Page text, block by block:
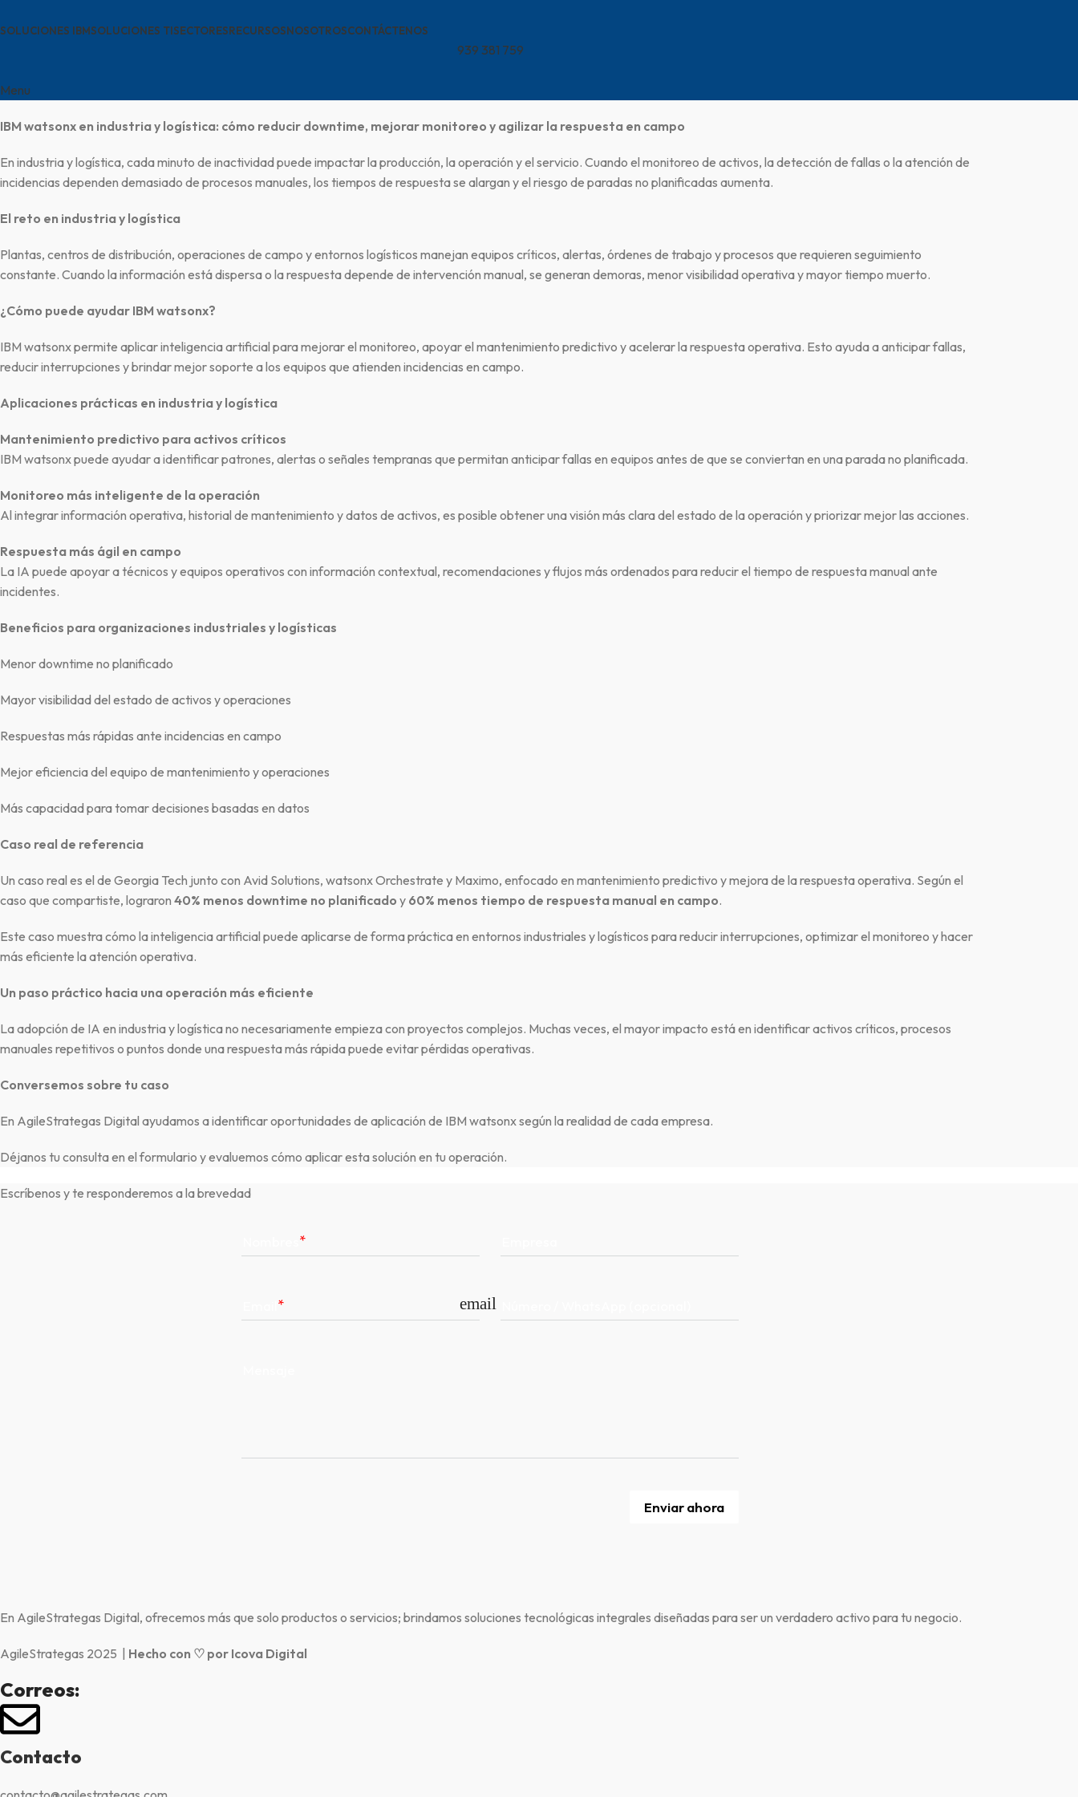
SOLUCIONES IBMSOLUCIONES TISECTORESRECURSOSNOSOTROSCONTÁCTENOS
939 381 759
Menu
IBM watsonx en industria y logística: cómo reducir downtime, mejorar monitoreo y agilizar la respuesta en campo
En industria y logística, cada minuto de inactividad puede impactar la producción, la operación y el servicio. Cuando el monitoreo de activos, la detección de fallas o la atención de
incidencias dependen demasiado de procesos manuales, los tiempos de respuesta se alargan y el riesgo de paradas no planificadas aumenta.
El reto en industria y logística
Plantas, centros de distribución, operaciones de campo y entornos logísticos manejan equipos críticos, alertas, órdenes de trabajo y procesos que requieren seguimiento
constante. Cuando la información está dispersa o la respuesta depende de intervención manual, se generan demoras, menor visibilidad operativa y mayor tiempo muerto.
¿Cómo puede ayudar IBM watsonx?
IBM watsonx permite aplicar inteligencia artificial para mejorar el monitoreo, apoyar el mantenimiento predictivo y acelerar la respuesta operativa. Esto ayuda a anticipar fallas,
reducir interrupciones y brindar mejor soporte a los equipos que atienden incidencias en campo.
Aplicaciones prácticas en industria y logística
Mantenimiento predictivo para activos críticos
IBM watsonx puede ayudar a identificar patrones, alertas o señales tempranas que permitan anticipar fallas en equipos antes de que se conviertan en una parada no planificada.
Monitoreo más inteligente de la operación
Al integrar información operativa, historial de mantenimiento y datos de activos, es posible obtener una visión más clara del estado de la operación y priorizar mejor las acciones.
Respuesta más ágil en campo
La IA puede apoyar a técnicos y equipos operativos con información contextual, recomendaciones y flujos más ordenados para reducir el tiempo de respuesta manual ante
incidentes.
Beneficios para organizaciones industriales y logísticas
Menor downtime no planificado
Mayor visibilidad del estado de activos y operaciones
Respuestas más rápidas ante incidencias en campo
Mejor eficiencia del equipo de mantenimiento y operaciones
Más capacidad para tomar decisiones basadas en datos
Caso real de referencia
Un caso real es el de Georgia Tech junto con Avid Solutions, watsonx Orchestrate y Maximo, enfocado en mantenimiento predictivo y mejora de la respuesta operativa. Según el
caso que compartiste, lograron 40% menos downtime no planificado y 60% menos tiempo de respuesta manual en campo.
Este caso muestra cómo la inteligencia artificial puede aplicarse de forma práctica en entornos industriales y logísticos para reducir interrupciones, optimizar el monitoreo y hacer
más eficiente la atención operativa.
Un paso práctico hacia una operación más eficiente
La adopción de IA en industria y logística no necesariamente empieza con proyectos complejos. Muchas veces, el mayor impacto está en identificar activos críticos, procesos
manuales repetitivos o puntos donde una respuesta más rápida puede evitar pérdidas operativas.
Conversemos sobre tu caso
En AgileStrategas Digital ayudamos a identificar oportunidades de aplicación de IBM watsonx según la realidad de cada empresa.
Déjanos tu consulta en el formulario y evaluemos cómo aplicar esta solución en tu operación.
Escríbenos y te responderemos a la brevedad
email
Enviar ahora
En AgileStrategas Digital, ofrecemos más que solo productos o servicios; brindamos soluciones tecnológicas integrales diseñadas para ser un verdadero activo para tu negocio.
AgileStrategas 2025 | Hecho con ♡ por Icova Digital
Correos:
Contacto